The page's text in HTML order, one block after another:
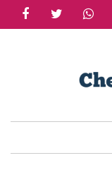
facebooktwitter